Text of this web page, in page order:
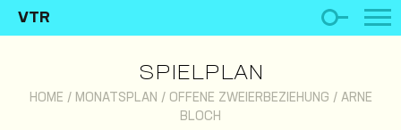
VTR
SPIELPLAN
HOME / MONATSPLAN / OFFENE ZWEIERBEZIEHUNG / ARNE
BLOCH